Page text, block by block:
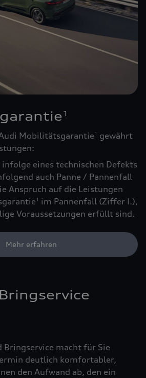
1
Mobilitätsgarantie1
gewährt
infolge eines technischen Defekts
auch Panne / Pannenfall
Anspruch auf die Leistungen
1
im Pannenfall (Ziffer I.),
Voraussetzungen erfüllt sind.
Mehr erfahren
Bringservice macht für Sie
deutlich komfortabler,
den Aufwand ab, den ein